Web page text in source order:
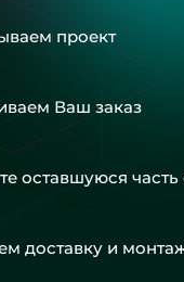
проект
Ваш заказ
оставшуюся часть
доставку и